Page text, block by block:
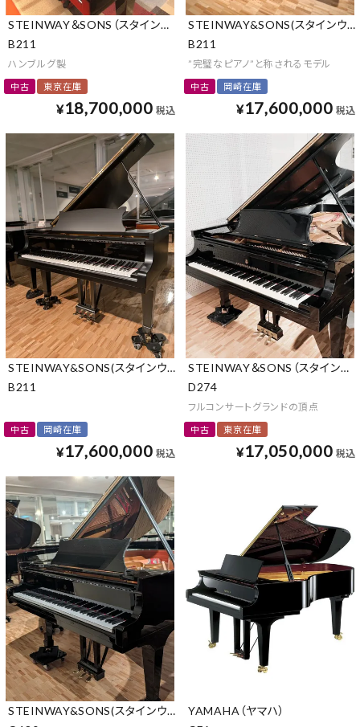
STEINWAY＆SONS（スタインウェイ＆サンズ）
B211
ハンブルグ製
中古 東京在庫
¥18,700,000 税込
STEINWAY&SONS(スタインウェ
B211
”完璧なピアノ”と称されるモデル
中古 岡崎在庫
¥17,600,000 税込
STEINWAY&SONS(スタインウェイ&サンズ)
B211
中古 岡崎在庫
¥17,600,000 税込
STEINWAY＆SONS（スタインウェ
D274
フルコンサートグランドの頂点
中古 東京在庫
¥17,050,000 税込
STEINWAY&SONS(スタインウェイ&サンズ)YAMAHA（ヤマハ）